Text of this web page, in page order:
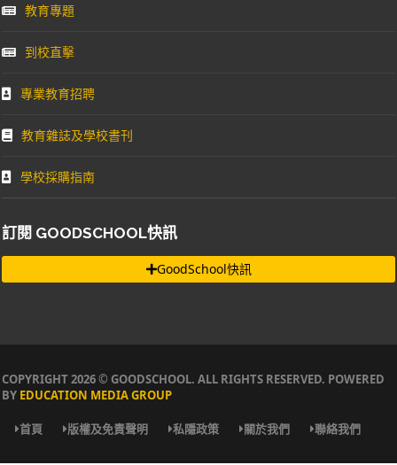
教育專題
到校直擊
專業教育招聘
教育雜誌及學校書刊
學校採購指南
訂閱 GOODSCHOOL快訊
GoodSchool快訊
COPYRIGHT 2026 © GOODSCHOOL. ALL RIGHTS RESERVED. POWERED
BY EDUCATION MEDIA GROUP
首頁 版權及免責聲明 私隱政策 關於我們 聯絡我們